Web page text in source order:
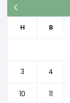
H B
3 4
10 11